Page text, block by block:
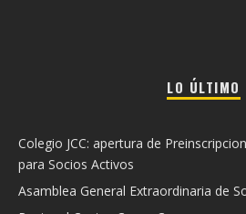
LO ÚLTIMO
Colegio JCC: apertura de
para Socios Activos
Asamblea General Extraordinaria de